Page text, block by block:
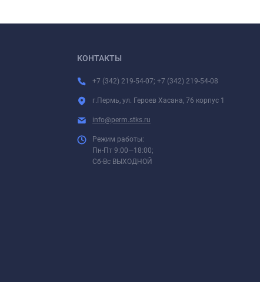
КОНТАКТЫ
+7 (342) 219-54-07; +7 (342) 219-54-08
г.Пермь, ул. Героев Хасана, 76 корпус 1
info@perm.stks.ru
Режим работы:
Пн-Пт 9:00—18:00;
Сб-Вс ВЫХОДНОЙ